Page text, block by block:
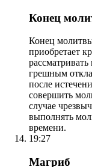
Конец
Конец молитвы
приобретает
грешным
после
совершить
случае
выполнять
времени.
19:27
Магриб